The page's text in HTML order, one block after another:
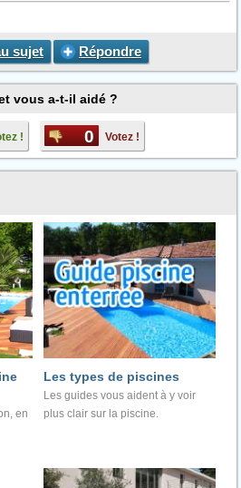
sujet Répondre
vous a-t-il aidé ?
! 0 Votez !
en
Les types de piscines
Les guides vous aident à y voir
plus clair sur la piscine.